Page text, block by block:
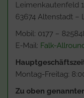
Leimenkautenfeld
63674 Altenstadt –
Mobil: 0177 –
E-Mail: Falk-
Montag-Freitag:
Zu oben